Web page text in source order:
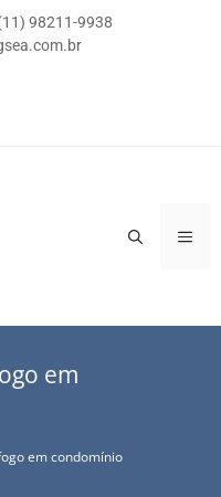
98211-9938
em
em condomínio